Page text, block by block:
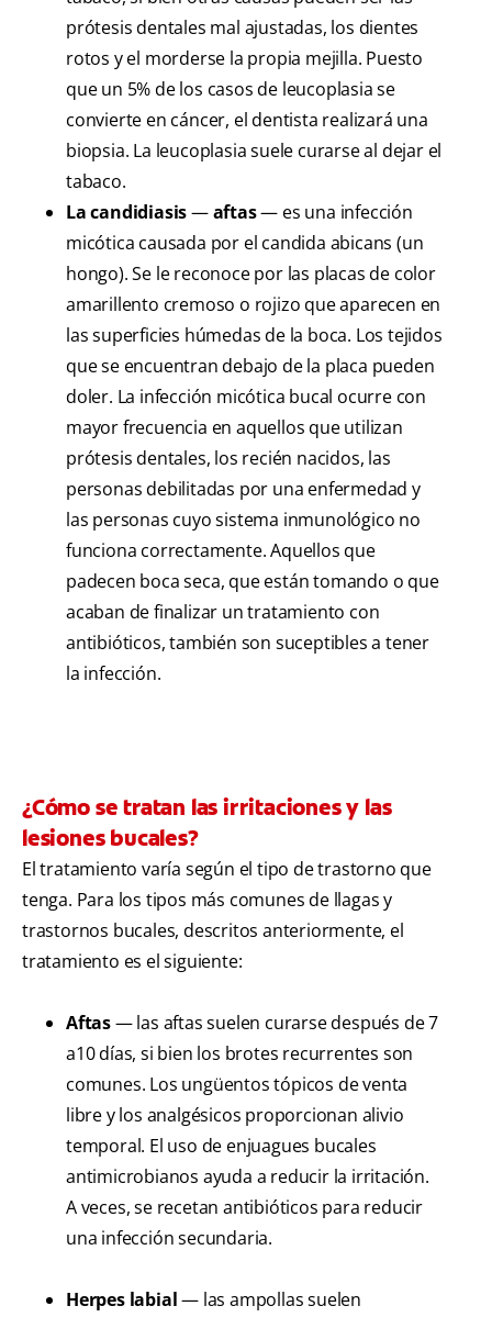
prótesis dentales mal ajustadas, los dientes
rotos y el morderse la propia mejilla. Puesto
que un 5% de los casos de leucoplasia se
convierte en cáncer, el dentista realizará una
biopsia. La leucoplasia suele curarse al dejar el
tabaco.
La candidiasis—aftas— es una infección
micótica causada por el candida abicans (un
hongo). Se le reconoce por las placas de color
amarillento cremoso o rojizo que aparecen en
las superficies húmedas de la boca. Los tejidos
que se encuentran debajo de la placa pueden
doler. La infección micótica bucal ocurre con
mayor frecuencia en aquellos que utilizan
prótesis dentales, los recién nacidos, las
personas debilitadas por una enfermedad y
las personas cuyo sistema inmunológico no
funciona correctamente. Aquellos que
padecen boca seca, que están tomando o que
acaban de finalizar un tratamiento con
antibióticos, también son suceptibles a tener
la infección.
¿Cómo se tratan las irritaciones y las
lesiones bucales?
El tratamiento varía según el tipo de trastorno que
tenga. Para los tipos más comunes de llagas y
trastornos bucales, descritos anteriormente, el
tratamiento es el siguiente:
Aftas— las aftas suelen curarse después de 7
a10 días, si bien los brotes recurrentes son
comunes. Los ungüentos tópicos de venta
libre y los analgésicos proporcionan alivio
temporal. El uso de enjuagues bucales
antimicrobianos ayuda a reducir la irritación.
A veces, se recetan antibióticos para reducir
una infección secundaria.
Herpes labial— las ampollas suelen